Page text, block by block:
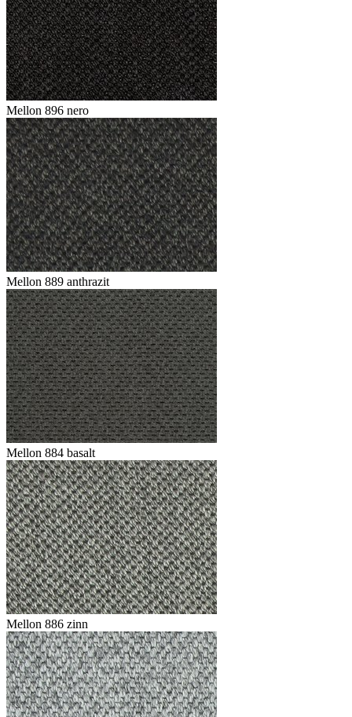
Mellon 896 nero
Mellon 889 anthrazit
Mellon 884 basalt
Mellon 886 zinn